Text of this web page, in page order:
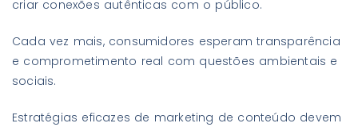
criar conexões autênticas com o público.
Cada vez mais, consumidores esperam transparência
e comprometimento real com questões ambientais e
sociais.
Estratégias eficazes de marketing de conteúdo devem